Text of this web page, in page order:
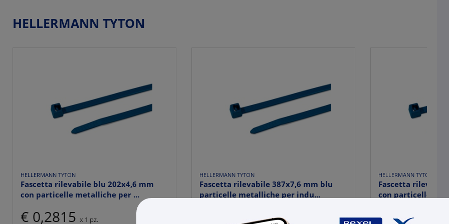
HELLERMANN TYTON
HELLERMANN TYTON
Fascetta rilevabile blu 202x4,6 mm
con particelle metalliche per ...
€ 0,2815 x 1 pz.
HELLERMANN TYTON
Fascetta rilevabile 387x7,6 mm blu
particelle metalliche per indu...
€ 0,5522x 1 pz.
HELLERMANN TYTON
Fascetta rilevabile
con particelle
€ 0,2058